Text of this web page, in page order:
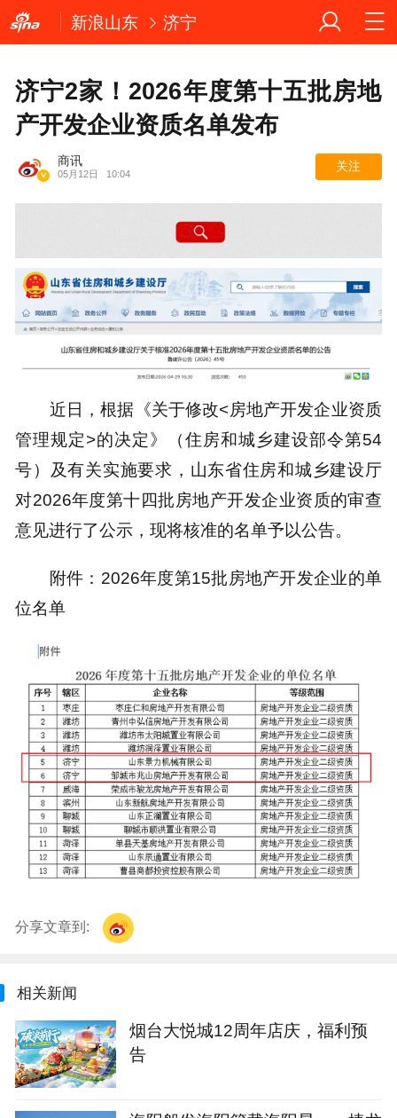
新浪山东 济宁
济宁2家！2026年度第十五批房地
产开发企业资质名单发布
商讯
05月12日 10:04
关注
近日，根据《关于修改<房地产开发企业资质
管理规定>的决定》（住房和城乡建设部令第54
号）及有关实施要求，山东省住房和城乡建设厅
对2026年度第十四批房地产开发企业资质的审查
意见进行了公示，现将核准的名单予以公告。
附件：2026年度第15批房地产开发企业的单
位名单
分享文章到:
相关新闻
烟台大悦城12周年店庆，福利预
告